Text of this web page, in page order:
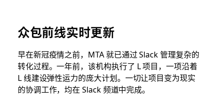
众包前线实时更新
早在新冠疫情之前，MTA 就已通过 Slack 管理复杂的
转化过程。一年前，该机构执行了 L 项目，一项沿着
L 线建设弹性运力的庞大计划。一切让项目变为现实
的协调工作，均在 Slack 频道中完成。